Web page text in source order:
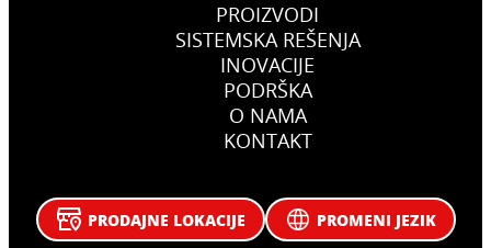
PROIZVODI
SISTEMSKA REŠENJA
INOVACIJE
PODRŠKA
O NAMA
KONTAKT
PRODAJNE LOKACIJE PROMENI JEZIK